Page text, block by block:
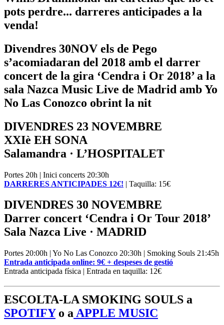
pots perdre... darreres anticipades a la
venda!
Divendres 30NOV els de Pego
s’acomiadaran del 2018 amb el darrer
concert de la gira ‘Cendra i Or 2018’ a la
sala Nazca Music Live de Madrid amb Yo
No Las Conozco obrint la nit
DIVENDRES 23 NOVEMBRE
XXIè EH SONA
Salamandra · L’HOSPITALET
Portes 20h | Inici concerts 20:30h
DARRERES ANTICIPADES 12€! | Taquilla: 15€
DIVENDRES 30 NOVEMBRE
Darrer concert ‘Cendra i Or Tour 2018’
Sala Nazca Live · MADRID
Portes 20:00h | Yo No Las Conozco 20:30h | Smoking Souls 21:45h
Entrada anticipada online: 9€ + despeses de gestió
Entrada anticipada física | Entrada en taquilla: 12€
ESCOLTA-LA SMOKING SOULS a
SPOTIFYo aAPPLE MUSIC